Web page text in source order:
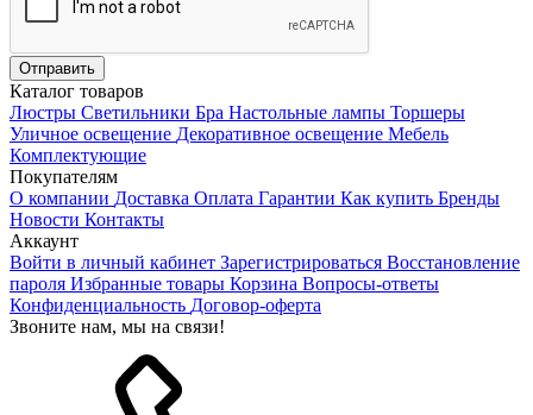
Каталог товаров
Люстры Светильники Бра Настольные лампы Торшеры
Уличное освещение Декоративное освещение Мебель
Комплектующие
Покупателям
О компании Доставка Оплата Гарантии Как купить Бренды
Новости Контакты
Аккаунт
Войти в личный кабинет Зарегистрироваться Восстановление
пароля Избранные товары Корзина Вопросы-ответы
Конфиденциальность Договор-оферта
Звоните нам, мы на связи!